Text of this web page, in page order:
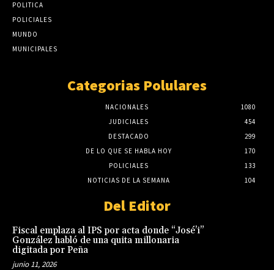
POLITICA
POLICIALES
MUNDO
MUNICIPALES
Categorias Polulares
NACIONALES
1080
JUDICIALES
454
DESTACADO
299
DE LO QUE SE HABLA HOY
170
POLICIALES
133
NOTICIAS DE LA SEMANA
104
Del Editor
Fiscal emplaza al IPS por acta donde “José’i”
González habló de una quita millonaria
digitada por Peña
junio 11, 2026